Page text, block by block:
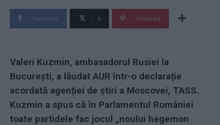
Facebook X Pinterest
Valeri Kuzmin, ambasadorul Rusiei la
București, a lăudat AUR într-o declarație
acordată agenției de știri a Moscovei, TASS.
Kuzmin a spus că în Parlamentul României
toate partidele fac jocul „noului hegemon